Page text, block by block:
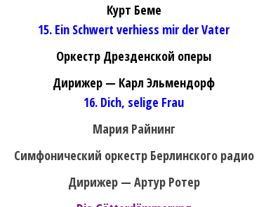
Курт Беме
15. Ein Schwert verhiess mir der Vater
Оркестр Дрезденской оперы
Дирижер — Карл Эльмендорф
16. Dich, selige Frau
Мария Райнинг
Симфонический оркестр Берлинского радио
Дирижер — Артур Ротер